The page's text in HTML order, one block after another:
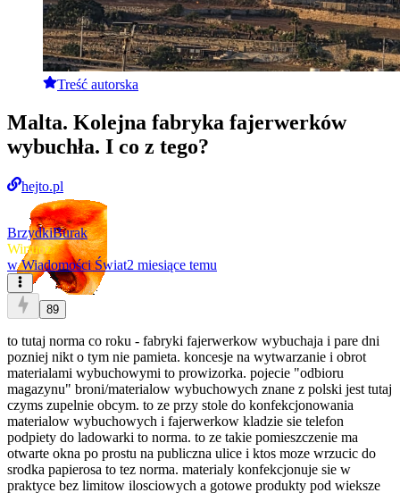
Treść autorska
Malta. Kolejna fabryka fajerwerków
wybuchła. I co z tego?
hejto.pl
BrzydkiBurak
Wirtuoz
w Wiadomości Świat2 miesiące temu
89
to tutaj norma co roku - fabryki fajerwerkow wybuchaja i pare dni
pozniej nikt o tym nie pamieta. koncesje na wytwarzanie i obrot
materialami wybuchowymi to prowizorka. pojecie "odbioru
magazynu" broni/materialow wybuchowych znane z polski jest tutaj
czyms zupelnie obcym. to ze przy stole do konfekcjonowania
materialow wybuchowych i fajerwerkow kladzie sie telefon
podpiety do ladowarki to norma. to ze takie pomieszczenie ma
otwarte okna po prostu na publiczna ulice i ktos moze wrzucic do
srodka papierosa to tez norma. materialy konfekcjonuje sie w
praktyce bez limitow ilosciowych a gotowe produkty pod wieksze